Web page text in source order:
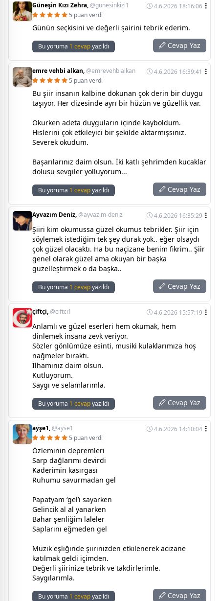
Güneşin Kızı Zehra,@gunesinkizi1
4.6.2026 18:16:06
5 puan verdi
Günün seçkisini ve değerli şairini tebrik ederim.
Bu yoruma 1 cevapyazıldı Cevap Yaz
emre vehbi alkan,@emrevehbialkan
4.6.2026 16:39:41
5 puan verdi
Bu şiir insanın kalbine dokunan çok derin bir duygu
taşıyor. Her dizesinde ayrı bir hüzün ve güzellik var.
Okurken adeta duyguların içinde kayboldum.
Hislerini çok etkileyici bir şekilde aktarmışsınız.
Severek okudum.
Başarılarınız daim olsun. İki katlı şehrimden kucaklar
dolusu sevgiler yolluyorum...
Bu yoruma 1 cevapyazıldı Cevap Yaz
Ayvazım Deniz,@ayvazim-deniz 4.6.2026 16:35:29
Şiiri kim okumussa güzel okumus tebrikler. Şiir için
söylemek istediğim tek şey durak yok.. eğer olsaydı
çok güzel olacaktı. Ha bu naçizane benim fikrim.. Şiir
genel olarak güzel ama okuyan bir başka
güzelleştirmek o da başka..
Bu yoruma 1 cevapyazıldı Cevap Yaz
çiftçi,@ciftci1 4.6.2026 15:57:19
Anlamlı ve güzel eserleri hem okumak, hem
dinlemek insana zevk veriyor.
Sözler gönlümüze esinti, musiki kulaklarımıza hoş
nağmeler bıraktı.
İlhamınız daim olsun.
Kutluyorum.
Saygı ve selamlarımla.
Bu yoruma 1 cevapyazıldı Cevap Yaz
ayşe1,@ayse1
4.6.2026 14:10:04
5 puan verdi
Özleminin depremleri
Sarp dağlarımı devirdi
Kaderimin kasırgası
Ruhumu savurmadan gel
Papatyam ‘gel’i sayarken
Gelincik al al yanarken
Bahar şenliğim laleler
Saplarını eğmeden gel
Müzik eşliğinde şiirinizden etkilenerek acizane
katılmak geldi içimden.
Değerli şiirinize tebrik ve takdirlerimle.
Saygılarımla.
Bu yoruma 1 cevapyazıldı Cevap Yaz